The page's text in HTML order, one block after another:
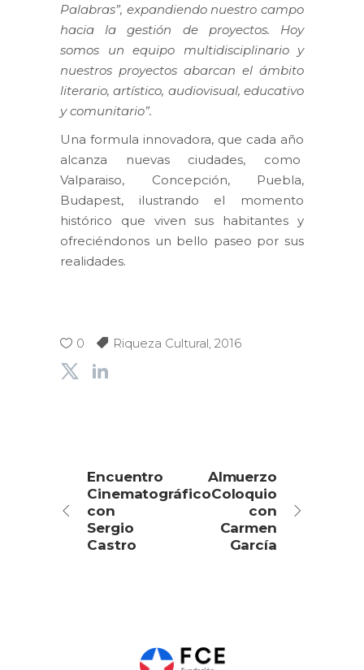
Palabras”, expandiendo nuestro campo
hacia la gestión de proyectos. Hoy
somos un equipo multidisciplinario y
nuestros proyectos abarcan el ámbito
literario, artístico, audiovisual, educativo
y comunitario”.
Una formula innovadora, que cada año
alcanza nuevas ciudades, como
Valparaiso, Concepción, Puebla,
Budapest, ilustrando el momento
histórico que viven sus habitantes y
ofreciéndonos un bello paseo por sus
realidades.
0 Riqueza Cultural, 2016
Encuentro
Cinematográfico
con
Sergio
Castro
Almuerzo
Coloquio
con
Carmen
García